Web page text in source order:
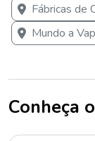
Fábricas de
Mundo a
Conheça